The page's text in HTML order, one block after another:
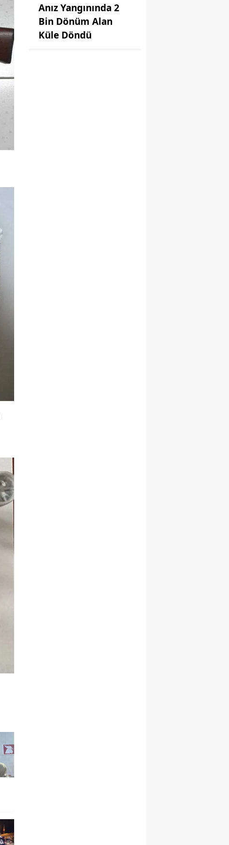
Anız Yangınında 2
Bin Dönüm Alan
Küle Döndü